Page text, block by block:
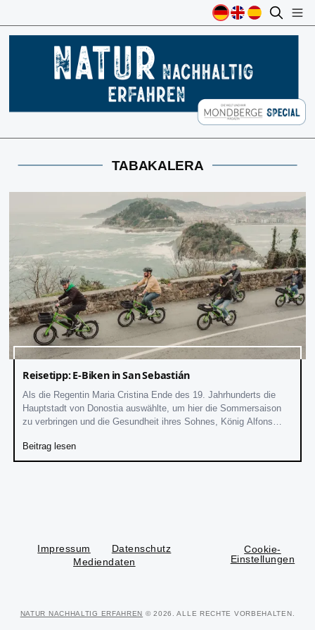
TABAKALERA
Reisetipp: E-Biken in San Sebastián
Als die Regentin Maria Cristina Ende des 19. Jahrhunderts die
Hauptstadt von Donostia auswählte, um hier die Sommersaison
zu verbringen und die Gesundheit ihres Sohnes, König Alfons
Beitrag lesen
Impressum
Datenschutz
Mediendaten
Cookie-
Einstellungen
NATUR NACHHALTIG ERFAHREN © 2026. ALLE RECHTE VORBEHALTEN.